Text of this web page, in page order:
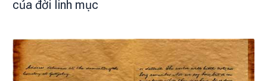
của đời linh mục